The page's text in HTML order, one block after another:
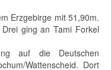
Erzgebirge mit 51,90m.
ging an Tami Forkel
auf die Deutschen
Wattenscheid. Dort